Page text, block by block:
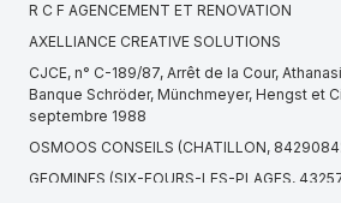
R C F AGENCEMENT ET RENOVATION
AXELLIANCE CREATIVE SOLUTIONS
CJCE, n° C-189/87, Arrêt de la Cour,
Banque Schröder, Münchmeyer, Hengst et
septembre 1988
OSMOOS CONSEILS (CHATILLON,
GEOMINES (SIX-FOURS-LES-PLAGES,